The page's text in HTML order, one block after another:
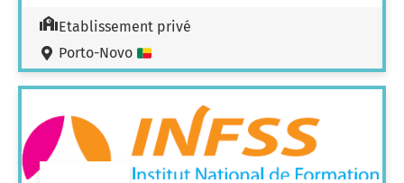
Etablissement privé
Porto-Novo